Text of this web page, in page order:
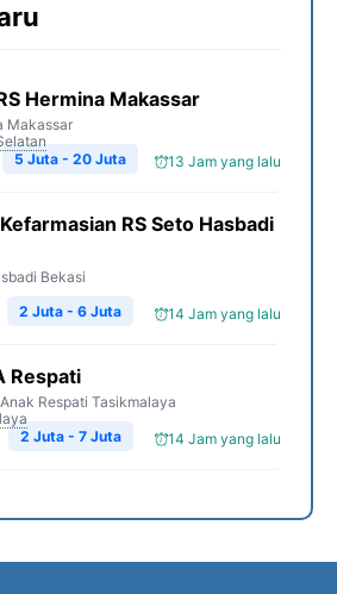
Hermina Makassar
Makassar
13 Jam yang lalu
5 Juta - 20 Juta
RS Seto Hasbadi
Bekasi
14 Jam yang lalu
2 Juta - 6 Juta
Respati
Respati Tasikmalaya
14 Jam yang lalu
2 Juta - 7 Juta